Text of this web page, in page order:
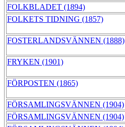
FOLKBLADET (1894)
FOLKETS TIDNING (1857)
FOSTERLANDSVÄNNEN (1888)
FRYKEN (1901)
FÖRPOSTEN (1865)
FÖRSAMLINGSVÄNNEN (1904)
FÖRSAMLINGSVÄNNEN (1904)